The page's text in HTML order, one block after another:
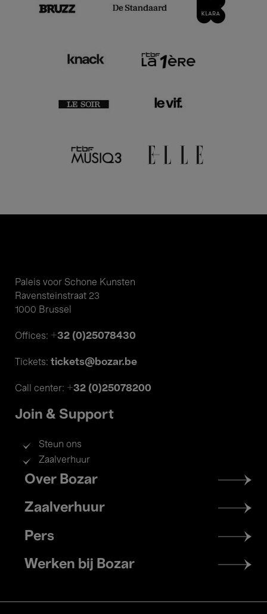
Paleis voor Schone Kunsten
Ravensteinstraat 23
1000 Brussel
Offices: +32 (0)25078430
Tickets: tickets@bozar.be
Call center: +32 (0)25078200
Join & Support
Steun ons
Zaalverhuur
Footer
menu
Over Bozar
Zaalverhuur
Pers
Werken bij Bozar